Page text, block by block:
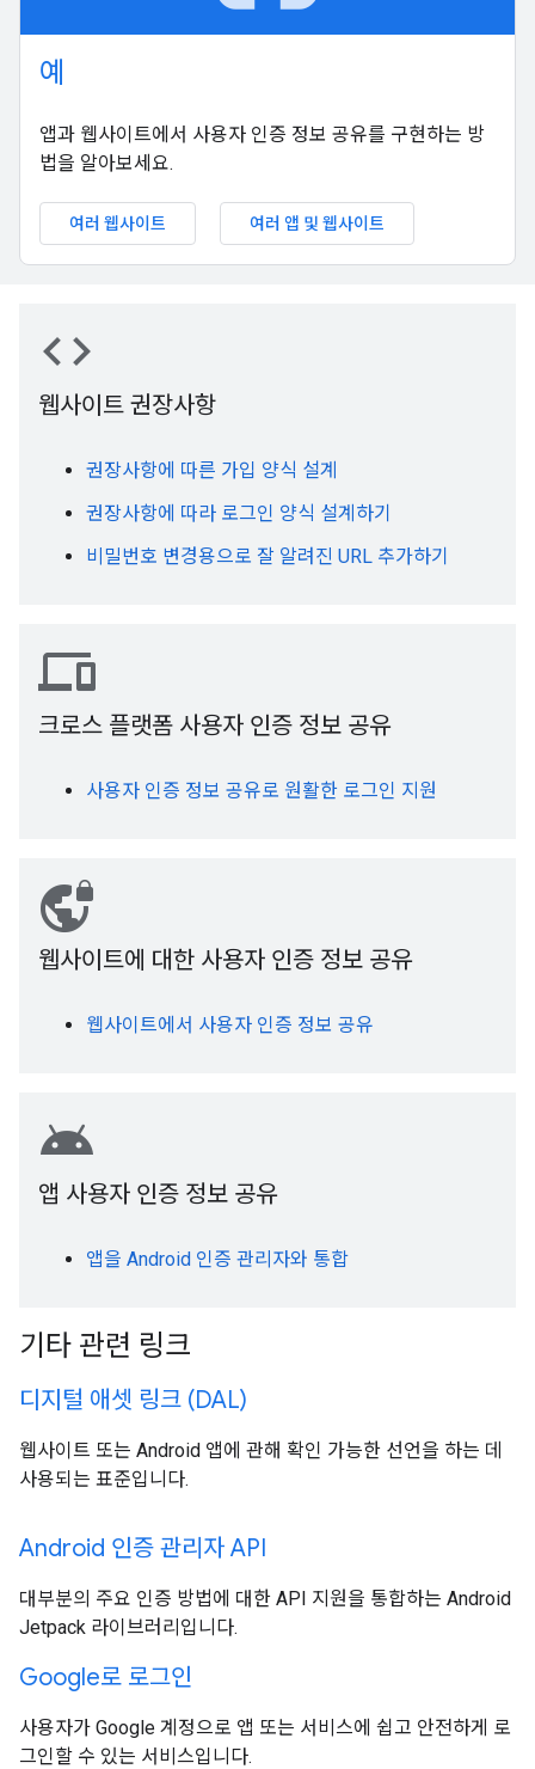
예
앱과 웹사이트에서 사용자 인증 정보 공유를 구현하는 방
법을 알아보세요.
여러 웹사이트 여러 앱 및 웹사이트
code
웹사이트 권장사항
권장사항에 따른 가입 양식 설계
권장사항에 따라 로그인 양식 설계하기
비밀번호 변경용으로 잘 알려진 URL 추가하기
devices
크로스 플랫폼 사용자 인증 정보 공유
사용자 인증 정보 공유로 원활한 로그인 지원
vpn_lock
웹사이트에 대한 사용자 인증 정보 공유
웹사이트에서 사용자 인증 정보 공유
android
앱 사용자 인증 정보 공유
앱을 Android 인증 관리자와 통합
기타 관련 링크
디지털 애셋 링크 (DAL)
웹사이트 또는 Android 앱에 관해 확인 가능한 선언을 하는 데
사용되는 표준입니다.
Android 인증 관리자 API
대부분의 주요 인증 방법에 대한 API 지원을 통합하는 Android
Jetpack 라이브러리입니다.
Google로 로그인
사용자가 Google 계정으로 앱 또는 서비스에 쉽고 안전하게 로
그인할 수 있는 서비스입니다.